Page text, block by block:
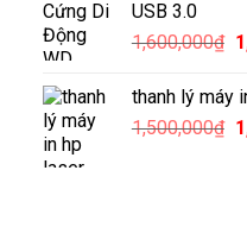
USB 3.0
1,600,000₫
thanh lý máy
1,500,000₫